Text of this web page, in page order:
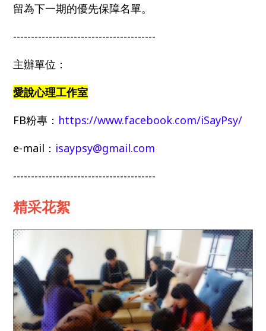
留為下一期的優先保障名單。
----------------------------------------
主辦單位：
愛說心理工作室
FB粉專： https://www.facebook.com/iSayPsy/
e-mail： isaypsy@gmail.com
----------------------------------------
精采花絮